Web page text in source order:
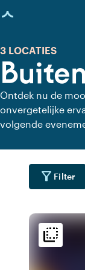
geladen
3 LOCATIES
Ontdek nu de
onvergetelijke ervaring Ben je op zoek naar een unieke buitenlocatie
volgende
dakterrassen tot
maakt op jouw
filter_alt Filter
flip_to_back
flip_to_back